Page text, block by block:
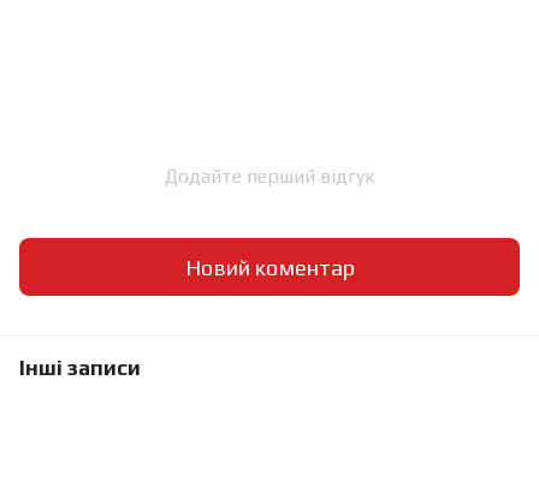
Додайте перший відгук
Новий коментар
Інші записи